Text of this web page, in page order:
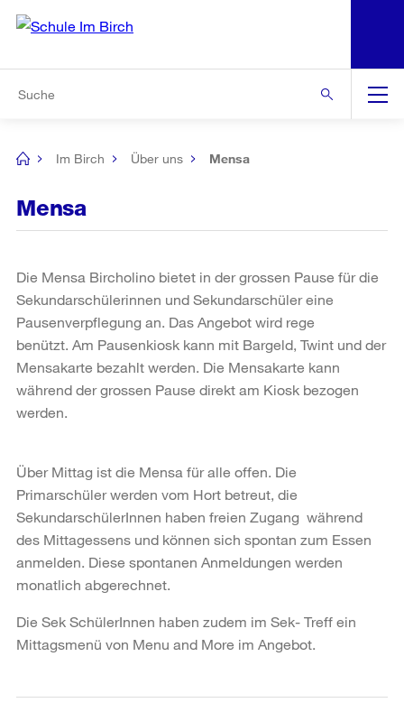
Navigation
[no
Im Birch Über uns Mensa
Mensa
Die Mensa Bircholino bietet in der grossen Pause für die
Sekundarschülerinnen und Sekundarschüler eine
Pausenverpflegung an. Das Angebot wird rege
benützt. Am Pausenkiosk kann mit Bargeld, Twint und der
Mensakarte bezahlt werden. Die Mensakarte kann
während der grossen Pause direkt am Kiosk bezogen
werden.
Über Mittag ist die Mensa für alle offen. Die
Primarschüler werden vom Hort betreut, die
SekundarschülerInnen haben freien Zugang während
des Mittagessens und können sich spontan zum Essen
anmelden. Diese spontanen Anmeldungen werden
monatlich abgerechnet.
Die Sek SchülerInnen haben zudem im Sek- Treff ein
Mittagsmenü von Menu and More im Angebot.